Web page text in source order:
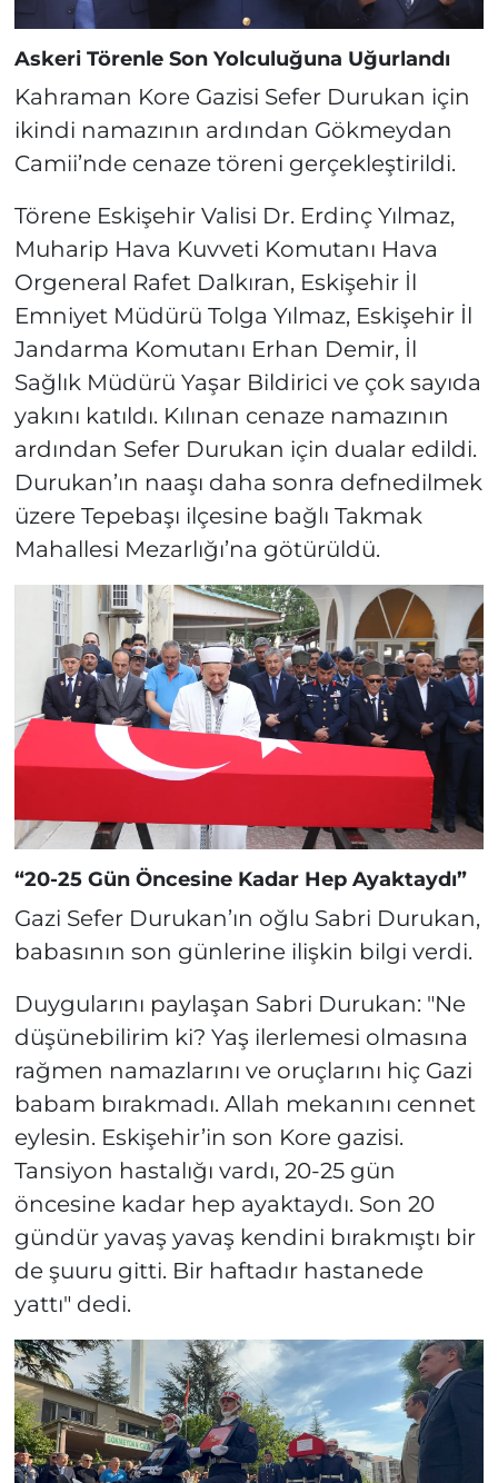
Askeri Törenle Son Yolculuğuna Uğurlandı
Kahraman Kore Gazisi Sefer Durukan için
ikindi namazının ardından Gökmeydan
Camii’nde cenaze töreni gerçekleştirildi.
Törene Eskişehir Valisi Dr. Erdinç Yılmaz,
Muharip Hava Kuvveti Komutanı Hava
Orgeneral Rafet Dalkıran, Eskişehir İl
Emniyet Müdürü Tolga Yılmaz, Eskişehir İl
Jandarma Komutanı Erhan Demir, İl
Sağlık Müdürü Yaşar Bildirici ve çok sayıda
yakını katıldı. Kılınan cenaze namazının
ardından Sefer Durukan için dualar edildi.
Durukan’ın naaşı daha sonra defnedilmek
üzere Tepebaşı ilçesine bağlı Takmak
Mahallesi Mezarlığı’na götürüldü.
“20-25 Gün Öncesine Kadar Hep Ayaktaydı”
Gazi Sefer Durukan’ın oğlu Sabri Durukan,
babasının son günlerine ilişkin bilgi verdi.
Duygularını paylaşan Sabri Durukan: "Ne
düşünebilirim ki? Yaş ilerlemesi olmasına
rağmen namazlarını ve oruçlarını hiç Gazi
babam bırakmadı. Allah mekanını cennet
eylesin. Eskişehir’in son Kore gazisi.
Tansiyon hastalığı vardı, 20-25 gün
öncesine kadar hep ayaktaydı. Son 20
gündür yavaş yavaş kendini bırakmıştı bir
de şuuru gitti. Bir haftadır hastanede
yattı" dedi.